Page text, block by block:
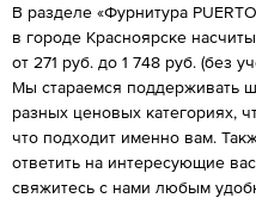
В разделе «Фурнитура
в городе Красноярске
от 271 руб. до 1 748 руб. (без
Мы стараемся поддерживать
разных ценовых категориях,
что подходит именно вам.
ответить на интересующие
свяжитесь с нами любым